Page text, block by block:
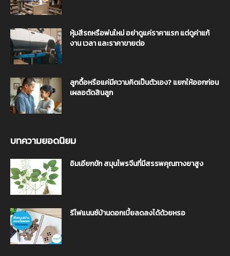
หุ้มสีรถหรือพ่นใหม่ อย่าดูแค่ราคาแรก แต่ดูค่าแก้
งาน เวลา และราคาขายต่อ
ลูกดื้อหรือแค่มีความคิดเป็นตัวเอง? แยกให้ออกก่อน
เผลอตัดสินลูก
บทความยอดนิยม
อิมเอียกขัก สมุนไพรจีนที่มีสรรพคุณทางยาสูง
รีไฟแนนซ์บ้านดอกเบี้ยลดลงได้ด้วยหรอ